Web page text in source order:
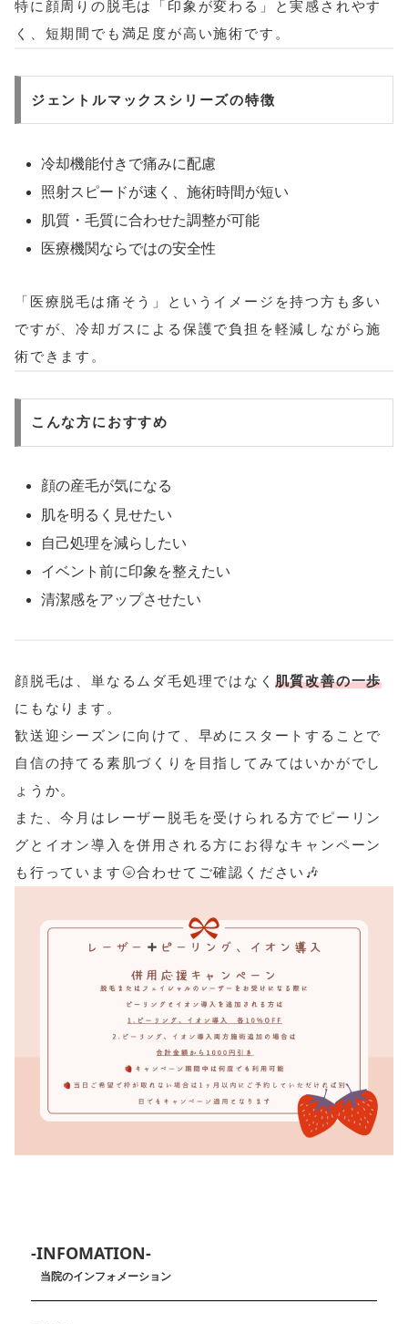
特に顔周りの脱毛は「印象が変わる」と実感されやす
く、短期間でも満足度が高い施術です。
ジェントルマックスシリーズの特徴
冷却機能付きで痛みに配慮
照射スピードが速く、施術時間が短い
肌質・毛質に合わせた調整が可能
医療機関ならではの安全性
「医療脱毛は痛そう」というイメージを持つ方も多い
ですが、冷却ガスによる保護で負担を軽減しながら施
術できます。
こんな方におすすめ
顔の産毛が気になる
肌を明るく見せたい
自己処理を減らしたい
イベント前に印象を整えたい
清潔感をアップさせたい
顔脱毛は、単なるムダ毛処理ではなく 肌質改善の一歩
にもなります。
歓送迎シーズンに向けて、早めにスタートすることで
自信の持てる素肌づくりを目指してみてはいかがでし
ょうか。
また、今月はレーザー脱毛を受けられる方でピーリン
グとイオン導入を併用される方にお得なキャンペーン
も行っています🌝合わせてご確認ください🎶
-INFOMATION-
当院のインフォメーション